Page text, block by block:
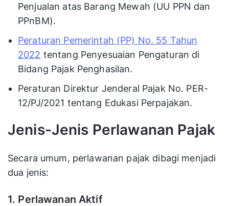
Penjualan atas Barang Mewah (UU PPN dan
PPnBM).
Peraturan Pemerintah (PP) No. 55 Tahun
2022 tentang Penyesuaian Pengaturan di
Bidang Pajak Penghasilan.
Peraturan Direktur Jenderal Pajak No. PER-
12/PJ/2021 tentang Edukasi Perpajakan.
Jenis-Jenis Perlawanan Pajak
Secara umum, perlawanan pajak dibagi menjadi
dua jenis:
1. Perlawanan Aktif